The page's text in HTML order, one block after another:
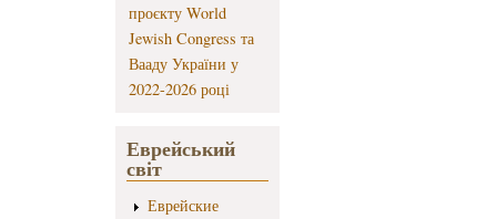
проєкту World
Jewish Congress та
Вааду України у
2022-2026 році
Еврейський
світ
Еврейские